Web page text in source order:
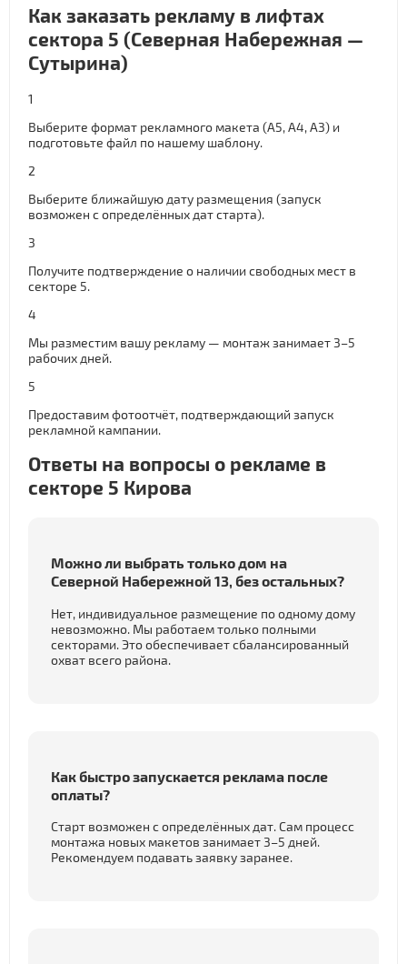
Как заказать рекламу в лифтах
сектора 5 (Северная Набережная —
Сутырина)
1
Выберите формат рекламного макета (A5, A4, A3) и
подготовьте файл по нашему шаблону.
2
Выберите ближайшую дату размещения (запуск
возможен с определённых дат старта).
3
Получите подтверждение о наличии свободных мест в
секторе 5.
4
Мы разместим вашу рекламу — монтаж занимает 3–5
рабочих дней.
5
Предоставим фотоотчёт, подтверждающий запуск
рекламной кампании.
Ответы на вопросы о рекламе в
секторе 5 Кирова
Можно ли выбрать только дом на
Северной Набережной 13, без остальных?
Нет, индивидуальное размещение по одному дому
невозможно. Мы работаем только полными
секторами. Это обеспечивает сбалансированный
охват всего района.
Как быстро запускается реклама после
оплаты?
Старт возможен с определённых дат. Сам процесс
монтажа новых макетов занимает 3–5 дней.
Рекомендуем подавать заявку заранее.